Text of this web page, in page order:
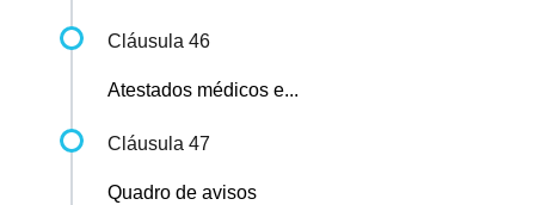
Cláusula 46
Atestados médicos e...
Cláusula 47
Quadro de avisos